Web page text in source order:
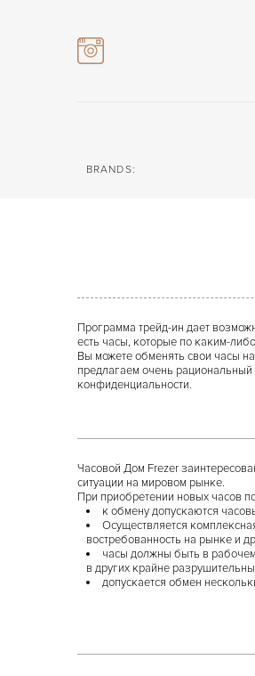
BRANDS:
Программа трейд-ин дает
есть часы, которые по каким-
Вы можете обменять свои часы
предлагаем очень рациональный
конфиденциальности.
Часовой Дом Frezer
ситуации на мировом рынке.
При приобретении новых часов
к обмену допускаются
Осуществляется
востребованность на рынке и
часы должны быть в рабочем
в других крайне
допускается обмен